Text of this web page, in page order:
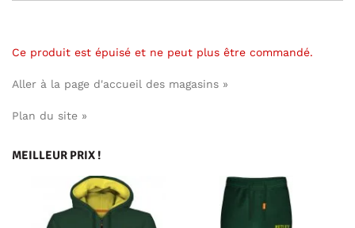
Ce produit est épuisé et ne peut plus être commandé.
Aller à la page d'accueil des magasins »
Plan du site »
MEILLEUR PRIX !